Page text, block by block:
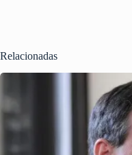
Relacionadas